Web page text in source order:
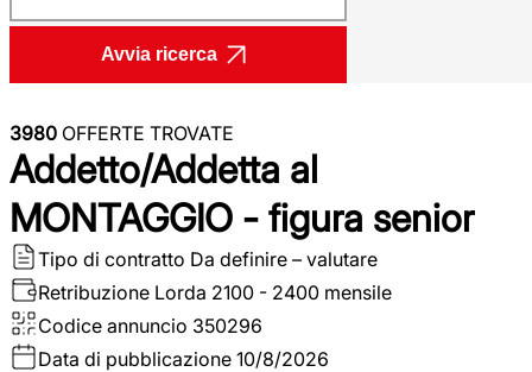
Avvia ricerca
3980 OFFERTE TROVATE
Addetto/Addetta al
MONTAGGIO - figura senior
Tipo di contratto Da definire – valutare
Retribuzione Lorda 2100 - 2400 mensile
Codice annuncio 350296
Data di pubblicazione 10/8/2026